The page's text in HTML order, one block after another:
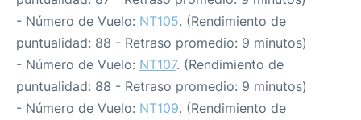
- Número de Vuelo: NT105. (Rendimiento de
puntualidad: 88 - Retraso promedio: 9 minutos)
- Número de Vuelo: NT107. (Rendimiento de
puntualidad: 88 - Retraso promedio: 9 minutos)
- Número de Vuelo: NT109. (Rendimiento de